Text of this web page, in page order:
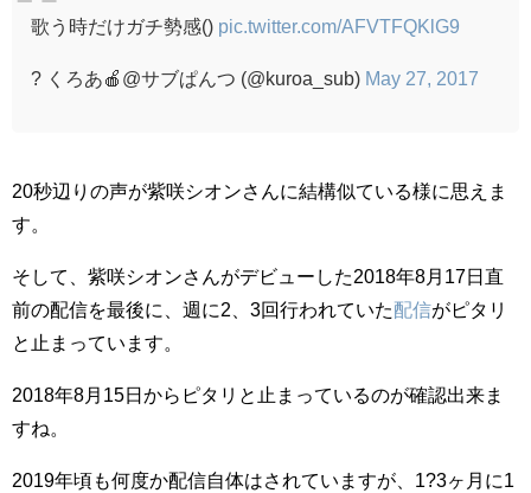
歌う時だけガチ勢感() pic.twitter.com/AFVTFQKlG9
? くろあ🍎@サブぱんつ (@kuroa_sub) May 27, 2017
20秒辺りの声が紫咲シオンさんに結構似ている様に思えま
す。
そして、紫咲シオンさんがデビューした2018年8月17日直
前の配信を最後に、週に2、3回行われていた配信がピタリ
と止まっています。
2018年8月15日からピタリと止まっているのが確認出来ま
すね。
2019年頃も何度か配信自体はされていますが、1?3ヶ月に1